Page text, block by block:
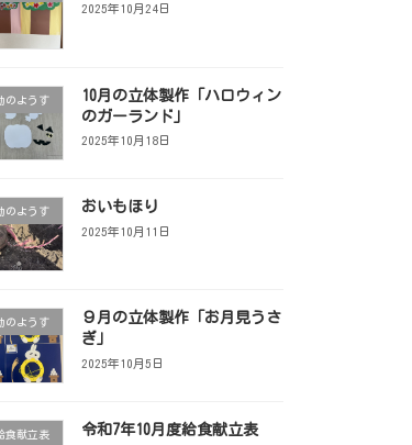
2025年10月24日
のようす
10月の立体製作「ハロウィン
のガーランド」
2025年10月18日
のようす おいもほり
2025年10月11日
のようす
９月の立体製作「お月見うさ
ぎ」
2025年10月5日
食献立表 令和7年10月度給食献立表